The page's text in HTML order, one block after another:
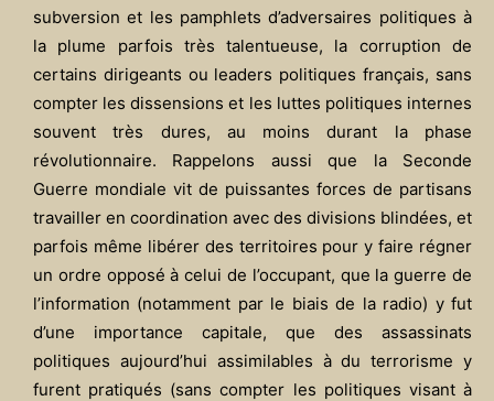
subversion et les pamphlets d’adversaires politiques à
la plume parfois très talentueuse, la corruption de
certains dirigeants ou leaders politiques français, sans
compter les dissensions et les luttes politiques internes
souvent très dures, au moins durant la phase
révolutionnaire. Rappelons aussi que la Seconde
Guerre mondiale vit de puissantes forces de partisans
travailler en coordination avec des divisions blindées, et
parfois même libérer des territoires pour y faire régner
un ordre opposé à celui de l’occupant, que la guerre de
l’information (notamment par le biais de la radio) y fut
d’une importance capitale, que des assassinats
politiques aujourd’hui assimilables à du terrorisme y
furent pratiqués (sans compter les politiques visant à